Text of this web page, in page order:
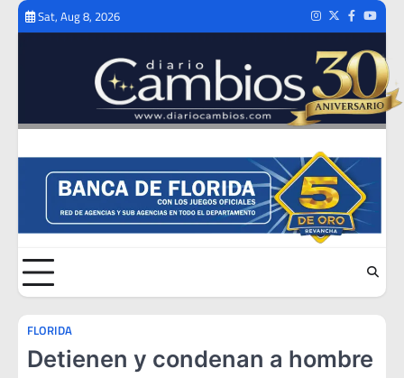
Skip
Sat, Aug 8, 2026 Instagram
TwitterFacebook
FLORIDA
Detienen y condenan a hombre